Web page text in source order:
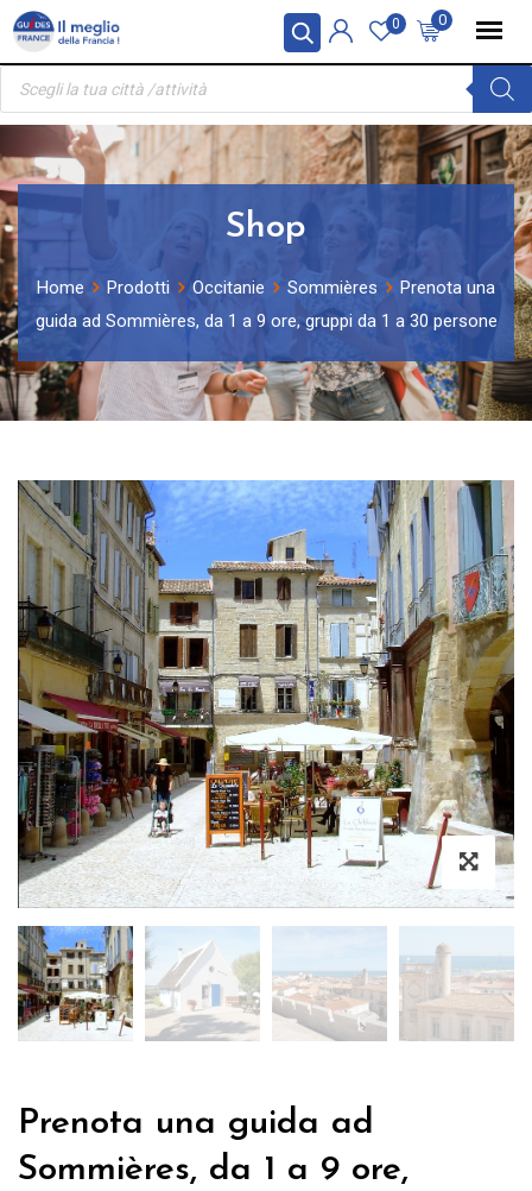
Pannello di gestione dei cookies
Skip
content
0
0
Ricerca
prodotti
Shop
Home Prodotti Occitanie Sommières
Prenota una
guida ad Sommières, da 1 a 9 ore, gruppi da 1 a 30 persone
Prenota una guida ad
Sommières, da 1 a 9 ore,